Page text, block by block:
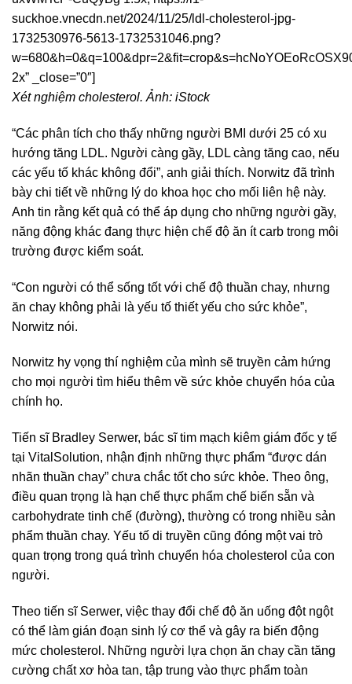
suckhoe.vnecdn.net/2024/11/25/ldl-cholesterol-jpg-
1732530976-5613-1732531046.png?
2x” _close=”0″]
Xét nghiệm cholesterol. Ảnh: iStock
“Các phân tích cho thấy những người BMI dưới 25 có xu
hướng tăng LDL. Người càng gầy, LDL càng tăng cao, nếu
các yếu tố khác không đổi”, anh giải thích. Norwitz đã trình
bày chi tiết về những lý do khoa học cho mối liên hệ này.
Anh tin rằng kết quả có thể áp dụng cho những người gầy,
năng động khác đang thực hiện chế độ ăn ít carb trong môi
trường được kiểm soát.
“Con người có thể sống tốt với chế độ thuần chay, nhưng
ăn chay không phải là yếu tố thiết yếu cho sức khỏe”,
Norwitz nói.
Norwitz hy vọng thí nghiệm của mình sẽ truyền cảm hứng
cho mọi người tìm hiểu thêm về sức khỏe chuyển hóa của
chính họ.
Tiến sĩ Bradley Serwer, bác sĩ tim mạch kiêm giám đốc y tế
tại VitalSolution, nhận định những thực phẩm “được dán
nhãn thuần chay” chưa chắc tốt cho sức khỏe. Theo ông,
điều quan trọng là hạn chế thực phẩm chế biến sẵn và
carbohydrate tinh chế (đường), thường có trong nhiều sản
phẩm thuần chay. Yếu tố di truyền cũng đóng một vai trò
quan trọng trong quá trình chuyển hóa cholesterol của con
người.
Theo tiến sĩ Serwer, việc thay đổi chế độ ăn uống đột ngột
có thể làm gián đoạn sinh lý cơ thể và gây ra biến động
mức cholesterol. Những người lựa chọn ăn chay cần tăng
cường chất xơ hòa tan, tập trung vào thực phẩm toàn